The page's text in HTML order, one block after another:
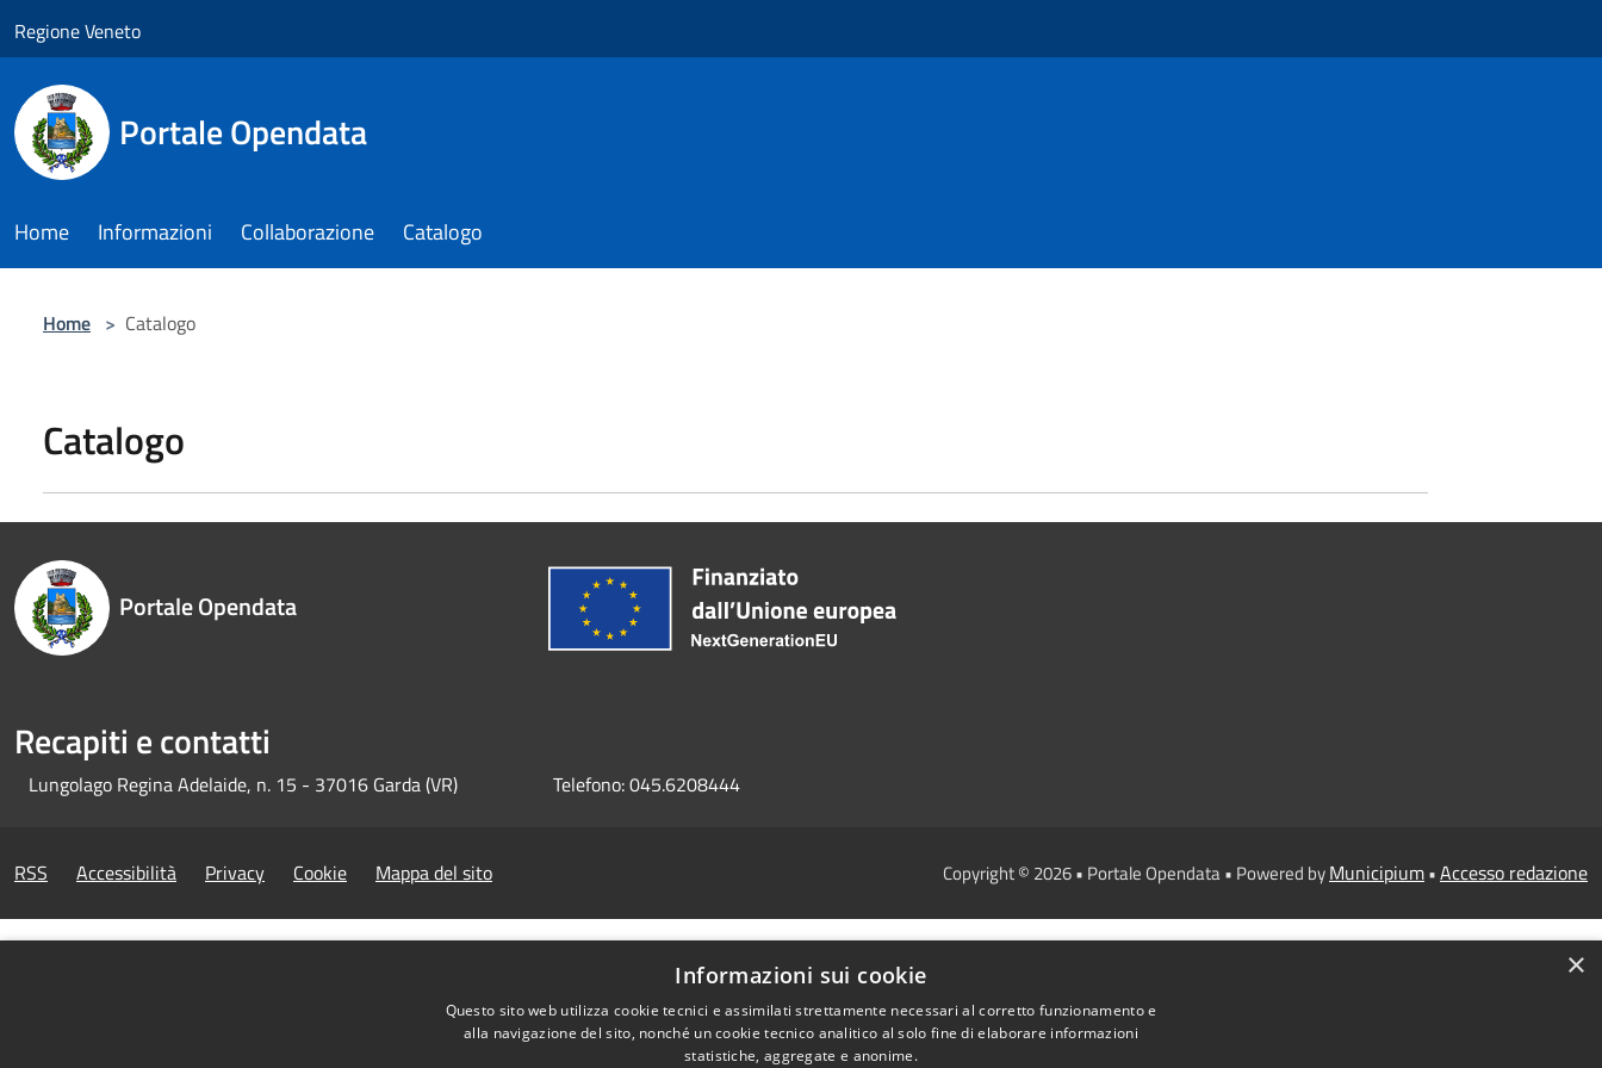
Regione Veneto
Portale Opendata
Home Informazioni Collaborazione Catalogo
Home > Catalogo
Catalogo
Portale Opendata
Recapiti e contatti
Lungolago Regina Adelaide, n. 15 - 37016 Garda (VR) Telefono:045.6208444
RSS Accessibilità Privacy Cookie Mappa del sito Copyright © 2026 • Portale Opendata • Powered byMunicipium•Accesso redazione
×
Informazioni sui cookie
Questo sito web utilizza cookie tecnici e assimilati strettamente necessari al corretto funzionamento e
alla navigazione del sito, nonché un cookie tecnico analitico al solo fine di elaborare informazioni
statistiche, aggregate e anonime.